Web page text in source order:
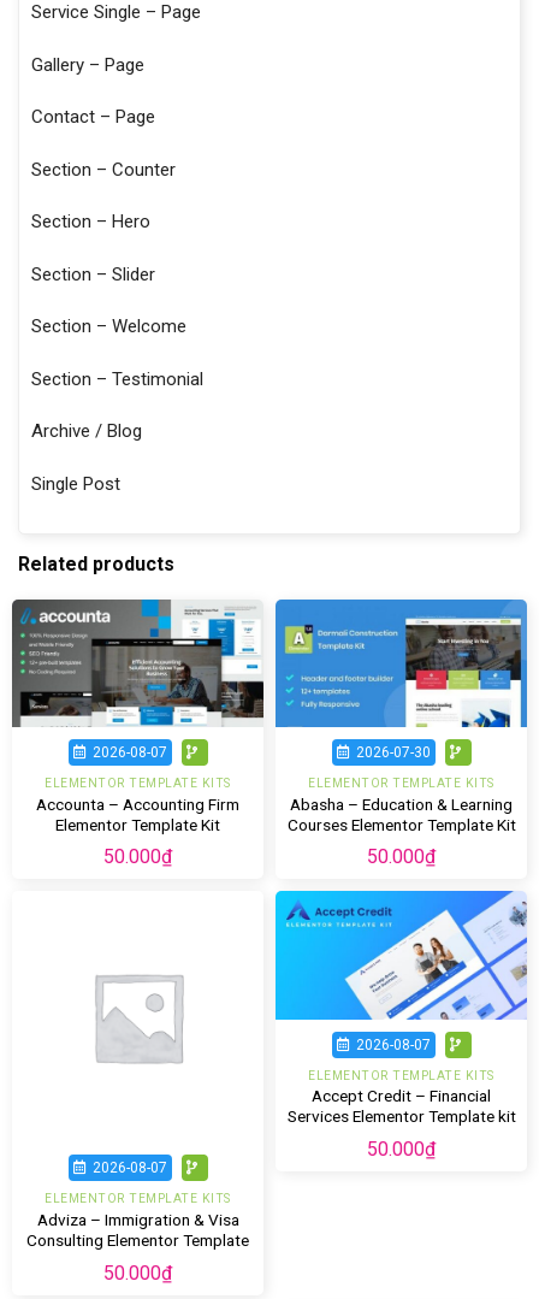
Service Single – Page
Gallery – Page
Contact – Page
Section – Counter
Section – Hero
Section – Slider
Section – Welcome
Section – Testimonial
Archive / Blog
Single Post
Related products
2026-08-07
ELEMENTOR TEMPLATE KITS
Accounta – Accounting Firm
Elementor Template Kit
50.000₫
2026-07-30
ELEMENTOR TEMPLATE KITS
Abasha – Education & Learning
Courses Elementor Template Kit
50.000₫
2026-08-07
ELEMENTOR TEMPLATE KITS
Adviza – Immigration & Visa
Consulting Elementor Template
50.000₫
2026-08-07
ELEMENTOR TEMPLATE KITS
Accept Credit – Financial
Services Elementor Template kit
50.000₫